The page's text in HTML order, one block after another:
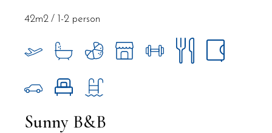
Sunny B&B
42m2 1-2 person